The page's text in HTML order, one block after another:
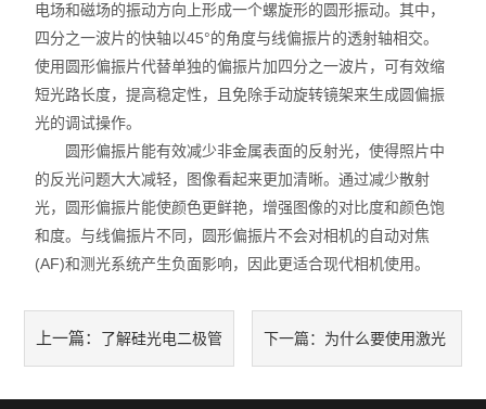
电场和磁场的振动方向上形成一个螺旋形的圆形振动。其中，
四分之一波片的快轴以45°的角度与线偏振片的透射轴相交。
使用圆形偏振片代替单独的偏振片加四分之一波片，可有效缩
短光路长度，提高稳定性，且免除手动旋转镜架来生成圆偏振
光的调试操作。
圆形偏振片能有效减少非金属表面的反射光，使得照片中
的反光问题大大减轻，图像看起来更加清晰。通过减少散射
光，圆形偏振片能使颜色更鲜艳，增强图像的对比度和颜色饱
和度。与线偏振片不同，圆形偏振片不会对相机的自动对焦
(AF)和测光系统产生负面影响，因此更适合现代相机使用。
上一篇： 了解硅光电二极管 下一篇： 为什么要使用激光